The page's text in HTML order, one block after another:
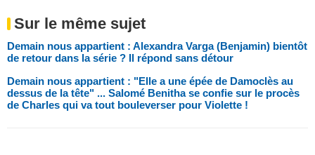
Sur le même sujet
Demain nous appartient : Alexandra Varga (Benjamin) bientôt
de retour dans la série ? Il répond sans détour
Demain nous appartient : "Elle a une épée de Damoclès au
dessus de la tête" ... Salomé Benitha se confie sur le procès
de Charles qui va tout bouleverser pour Violette !